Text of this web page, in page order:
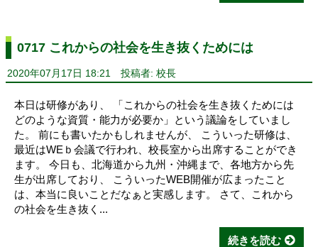
0717 これからの社会を生き抜くためには
2020年07月17日 18:21 投稿者: 校長
本日は研修があり、 「これからの社会を生き抜くためには
どのような資質・能力が必要か」という議論をしていまし
た。 前にも書いたかもしれませんが、 こういった研修は、
最近はWEｂ会議で行われ、校長室から出席することができ
ます。 今日も、北海道から九州・沖縄まで、各地方から先
生が出席しており、 こういったWEB開催が広まったこと
は、本当に良いことだなぁと実感します。 さて、これから
の社会を生き抜く...
続きを読む